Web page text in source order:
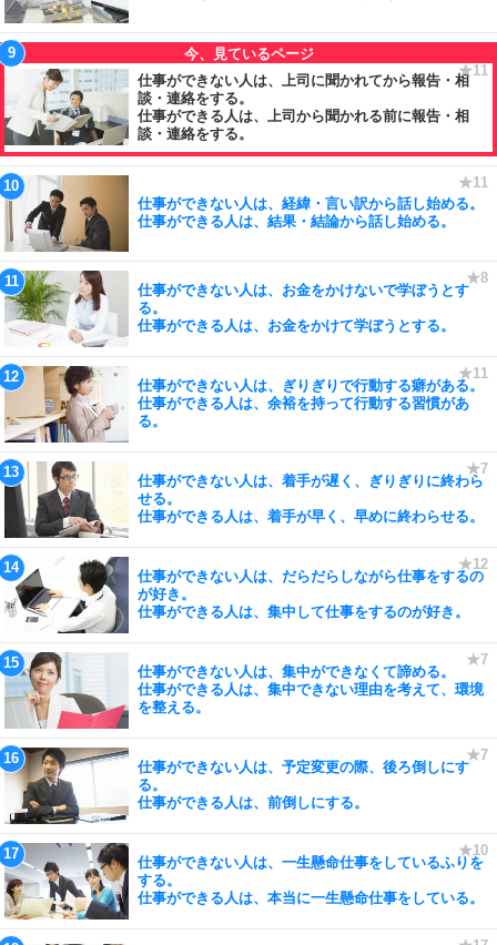
仕事ができない人は、上司に聞かれてから報告・相
談・連絡をする。
仕事ができる人は、上司から聞かれる前に報告・相
談・連絡をする。
仕事ができない人は、経緯・言い訳から話し始める。
仕事ができる人は、結果・結論から話し始める。
仕事ができない人は、お金をかけないで学ぼうとす
る。
仕事ができる人は、お金をかけて学ぼうとする。
仕事ができない人は、ぎりぎりで行動する癖がある。
仕事ができる人は、余裕を持って行動する習慣があ
る。
仕事ができない人は、着手が遅く、ぎりぎりに終わら
せる。
仕事ができる人は、着手が早く、早めに終わらせる。
仕事ができない人は、だらだらしながら仕事をするの
が好き。
仕事ができる人は、集中して仕事をするのが好き。
仕事ができない人は、集中ができなくて諦める。
仕事ができる人は、集中できない理由を考えて、環境
を整える。
仕事ができない人は、予定変更の際、後ろ倒しにす
る。
仕事ができる人は、前倒しにする。
仕事ができない人は、一生懸命仕事をしているふりを
する。
仕事ができる人は、本当に一生懸命仕事をしている。